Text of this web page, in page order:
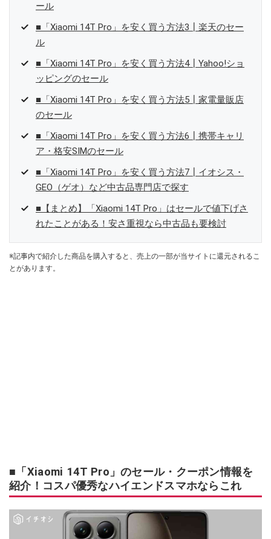
ール
■「Xiaomi 14T Pro」を安く買う方法3┃楽天のセー
ル
■「Xiaomi 14T Pro」を安く買う方法4┃Yahoo!ショ
ッピングのセール
■「Xiaomi 14T Pro」を安く買う方法5┃家電量販店
のセール
■「Xiaomi 14T Pro」を安く買う方法6┃携帯キャリ
ア・格安SIMのセール
■「Xiaomi 14T Pro」を安く買う方法7┃イオシス・
GEO（ゲオ）など中古品専門店で探す
■【まとめ】「Xiaomi 14T Pro」はセールで値下げさ
れたことがある！安さ重視なら中古品も要検討
※記事内で紹介した商品を購入すると、売上の一部が当サイトに還元されるこ
とがあります。
■「Xiaomi 14T Pro」のセール・クーポン情報を
紹介！コスパ優秀なハイエンドスマホならこれ